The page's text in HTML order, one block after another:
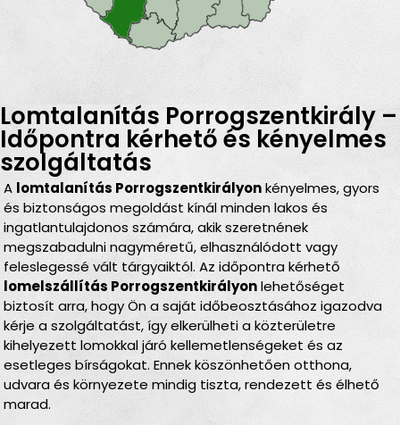
Lomtalanítás Porrogszentkirály –
Időpontra kérhető és kényelmes
szolgáltatás
A lomtalanítás Porrogszentkirályonkényelmes, gyors
és biztonságos megoldást kínál minden lakos és
ingatlantulajdonos számára, akik szeretnének
megszabadulni nagyméretű, elhasználódott vagy
feleslegessé vált tárgyaiktól. Az időpontra kérhető
lomelszállítás Porrogszentkirályonlehetőséget
biztosít arra, hogy Ön a saját időbeosztásához igazodva
kérje a szolgáltatást, így elkerülheti a közterületre
kihelyezett lomokkal járó kellemetlenségeket és az
esetleges bírságokat. Ennek köszönhetően otthona,
udvara és környezete mindig tiszta, rendezett és élhető
marad.